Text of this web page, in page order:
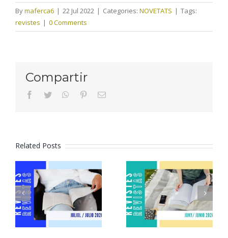
Bymaferca6 | 22 Jul 2022 | Categories: NOVETATS | Tags:
revistes | 0 Comments
Compartir
facebooktwitter whatsapppinterestEmail
Related Posts
Revistes
juliol 2026
Revistes
juny 2026